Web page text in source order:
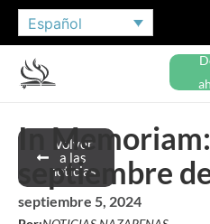
Español
Volver
a las
noticias
In
septiembre
septiembre 5, 2024